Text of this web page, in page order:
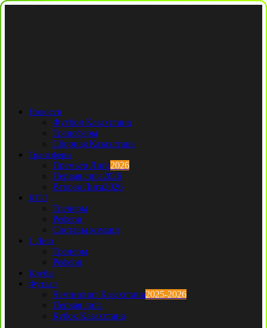
Новости
Футбол Казахстана
Трансферы
Сборная Казахстана
Трансферы
Премьер Лига2026
Первая лига2026
Вторая Лига2026
КПЛ
Тренеры
Рефери
Составы команд
1 Лига
Тренеры
Рефери
Клубы
Футзал
Чемпионат Казахстана2025-2026
Первая лига
Кубок Казахстана